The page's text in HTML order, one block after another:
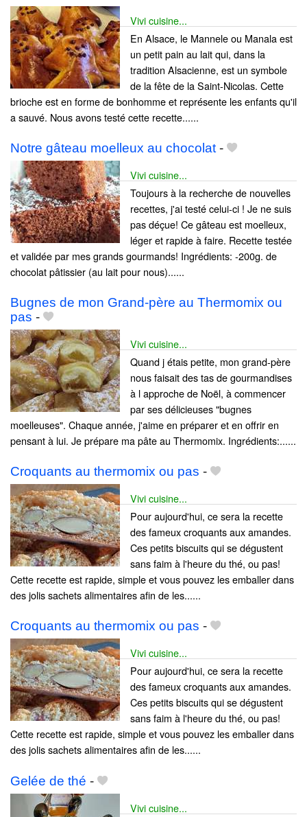
Vivi cuisine...
En Alsace, le Mannele ou Manala est
un petit pain au lait qui, dans la
tradition Alsacienne, est un symbole
de la fête de la Saint-Nicolas. Cette
brioche est en forme de bonhomme et représente les enfants qu'il
a sauvé. Nous avons testé cette recette......
Notre gâteau moelleux au chocolat -
Vivi cuisine...
Toujours à la recherche de nouvelles
recettes, j'ai testé celui-ci ! Je ne suis
pas déçue! Ce gâteau est moelleux,
léger et rapide à faire. Recette testée
et validée par mes grands gourmands! Ingrédients: -200g. de
chocolat pâtissier (au lait pour nous)......
Bugnes de mon Grand-père au Thermomix ou
pas -
Vivi cuisine...
Quand j étais petite, mon grand-père
nous faisait des tas de gourmandises
à l approche de Noël, à commencer
par ses délicieuses "bugnes
moelleuses". Chaque année, j'aime en préparer et en offrir en
pensant à lui. Je prépare ma pâte au Thermomix. Ingrédients:......
Croquants au thermomix ou pas -
Vivi cuisine...
Pour aujourd'hui, ce sera la recette
des fameux croquants aux amandes.
Ces petits biscuits qui se dégustent
sans faim à l'heure du thé, ou pas!
Cette recette est rapide, simple et vous pouvez les emballer dans
des jolis sachets alimentaires afin de les......
Croquants au thermomix ou pas -
Vivi cuisine...
Pour aujourd'hui, ce sera la recette
des fameux croquants aux amandes.
Ces petits biscuits qui se dégustent
sans faim à l'heure du thé, ou pas!
Cette recette est rapide, simple et vous pouvez les emballer dans
des jolis sachets alimentaires afin de les......
Gelée de thé -
Vivi cuisine...